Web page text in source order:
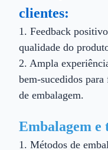
clientes:
1. Feedback
qualidade do
2. Ampla
bem-sucedidos
de embalagem.
Embalagem e
1. Métodos de